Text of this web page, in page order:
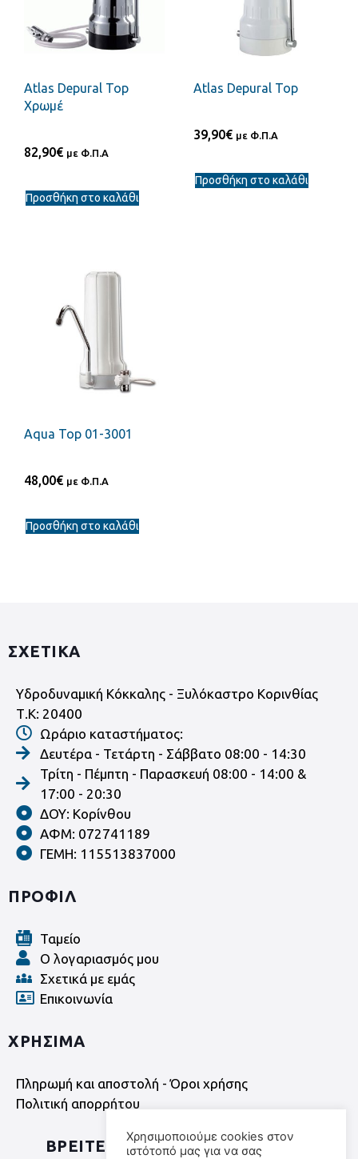
Atlas Depural Top
Χρωμέ
82,90€ με Φ.Π.Α
Προσθήκη στο καλάθι
Atlas Depural Top
39,90€ με Φ.Π.Α
Προσθήκη στο καλάθι
Aqua Top 01-3001
48,00€ με Φ.Π.Α
Προσθήκη στο καλάθι
ΣΧΕΤΙΚΑ
Υδροδυναμική Κόκκαλης - Ξυλόκαστρο Κορινθίας
Τ.Κ: 20400
Ωράριο καταστήματος:
Δευτέρα - Τετάρτη - Σάββατο 08:00 - 14:30
Τρίτη - Πέμπτη - Παρασκευή 08:00 - 14:00 &
17:00 - 20:30
ΔΟΥ: Κορίνθου
ΑΦΜ: 072741189
ΓΕΜΗ: 115513837000
ΠΡΟΦΙΛ
Ταμείο
Ο λογαριασμός μου
Σχετικά με εμάς
Επικοινωνία
ΧΡΗΣΙΜΑ
Πληρωμή και αποστολή - Όροι χρήσης
Πολιτική απορρήτου
ΒΡΕΙΤΕ ΜΑΣ ΣΤΑ SOCIAL MEDIA
Χρησιμοποιούμε cookies στον
ιστότοπό μας για να σας